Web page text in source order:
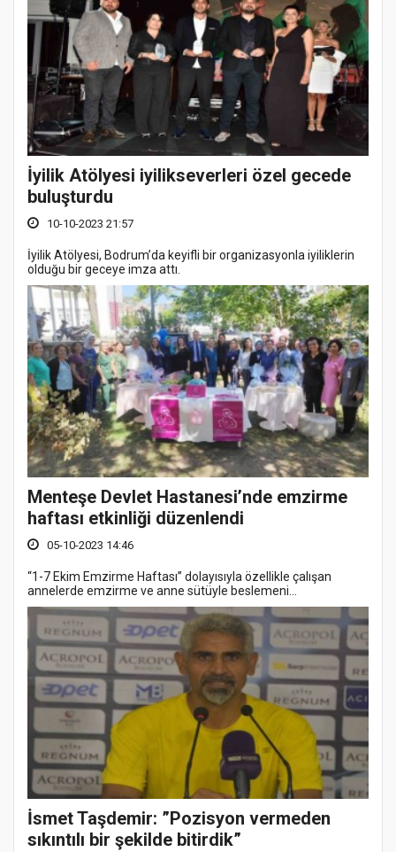
İyilik Atölyesi iyilikseverleri özel gecede
buluşturdu
10-10-2023 21:57
İyilik Atölyesi, Bodrum’da keyifli bir organizasyonla iyiliklerin
olduğu bir geceye imza attı.
Menteşe Devlet Hastanesi’nde emzirme
haftası etkinliği düzenlendi
05-10-2023 14:46
“1-7 Ekim Emzirme Haftası” dolayısıyla özellikle çalışan
annelerde emzirme ve anne sütüyle beslemeni...
İsmet Taşdemir: ”Pozisyon vermeden
sıkıntılı bir şekilde bitirdik”